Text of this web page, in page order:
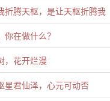
折腾天枢，是让天枢折腾我
在做什么？
，花开烂漫
星君仙泽，心元可动否